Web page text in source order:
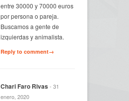
entre 30000 y 70000 euros
por persona o pareja.
Buscamos a gente de
izquierdas y animalista.
Reply to comment→
Chari Faro Rivas - 31
enero, 2020